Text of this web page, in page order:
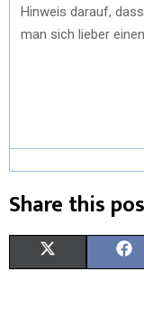
Hinweis darauf,
man sich lieber
Share this